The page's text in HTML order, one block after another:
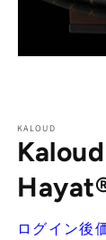
で
メ
デ
ィ
ア
を
KALOUD
ログイン後